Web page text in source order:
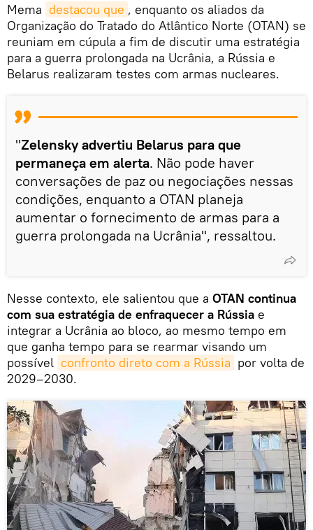
Mema destacou que , enquanto os aliados da
Organização do Tratado do Atlântico Norte (OTAN) se
reuniam em cúpula a fim de discutir uma estratégia
para a guerra prolongada na Ucrânia, a Rússia e
Belarus realizaram testes com armas nucleares.
"Zelensky advertiu Belarus para que
permaneça em alerta. Não pode haver
conversações de paz ou negociações nessas
condições, enquanto a OTAN planeja
aumentar o fornecimento de armas para a
guerra prolongada na Ucrânia", ressaltou.
Nesse contexto, ele salientou que a OTAN continua
com sua estratégia de enfraquecer a Rússia e
integrar a Ucrânia ao bloco, ao mesmo tempo em
que ganha tempo para se rearmar visando um
possível confronto direto com a Rússia por volta de
2029–2030.